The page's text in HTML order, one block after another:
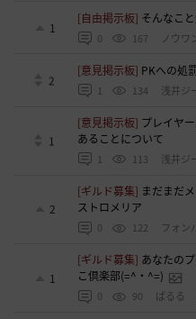
1
[自由掲示板] そんなこ
0 167 ノウワ
2
[意見掲示板] PKへの処
1 134 浅井ジ
1
[意見掲示板] プレイヤ
あることについて
1 113 浅井ジ
2
[ギルド募集] まだまだ
ストロメリア
0 122 フォン
1
[ギルド募集] あなたの
こ倶楽部(=^・^=)
0 90 ぱるる